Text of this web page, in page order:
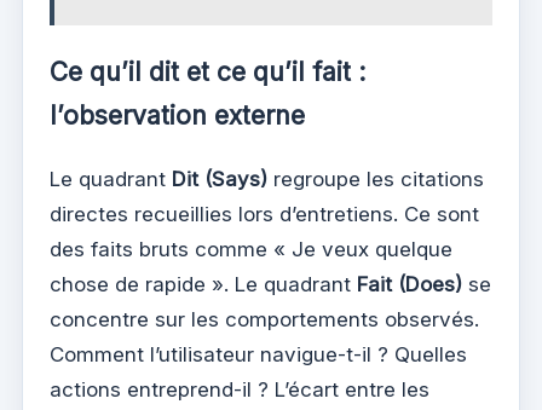
Ce qu’il dit et ce qu’il fait :
l’observation externe
Le quadrant Dit (Says) regroupe les citations
directes recueillies lors d’entretiens. Ce sont
des faits bruts comme « Je veux quelque
chose de rapide ». Le quadrant Fait (Does) se
concentre sur les comportements observés.
Comment l’utilisateur navigue-t-il ? Quelles
actions entreprend-il ? L’écart entre les